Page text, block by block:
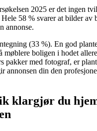
2025 er det ingen
58 % svarer at bilder av
annonse.
(33 %). En god
møblere boligen i hodet
pakker med fotograf, er
annonsen din den
klargjør du